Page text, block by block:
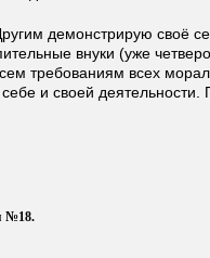
демонстрирую своё
внуки (уже
требованиям всех
и своей деятельности.
№18.